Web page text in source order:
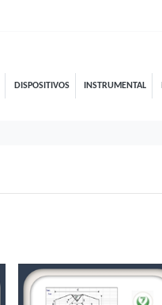
DISPOSITIVOS INSTRUMENTAL